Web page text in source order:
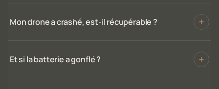
Mon drone a crashé, est-il récupérable ?
Et si la batterie a gonflé ?